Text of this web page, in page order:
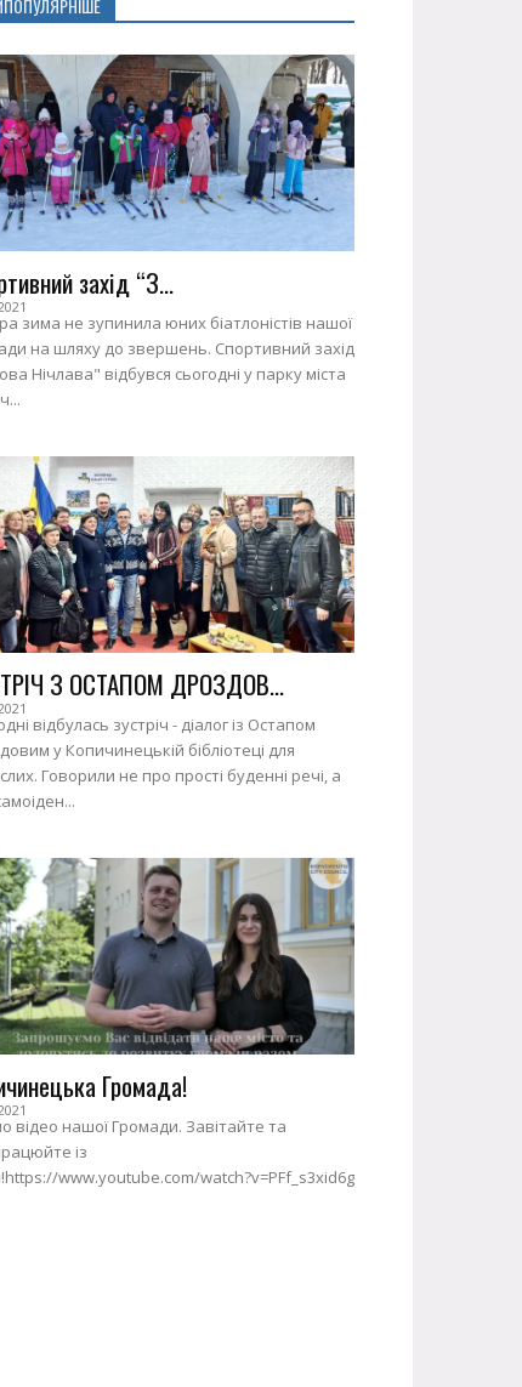
захід “З...
зима не зупинила юних біатлоністів нашої
на шляху до звершень. Спортивний захід
Нічлава" відбувся сьогодні у парку міста
З ОСТАПОМ ДРОЗДОВ...
відбулась зустріч - діалог із Остапом
у Копичинецькій бібліотеці для
Говорили не про прості буденні речі, а
Громада!
відео нашої Громади. Завітайте та
із
www.youtube.com/watch?v=PFf_s3xid6g